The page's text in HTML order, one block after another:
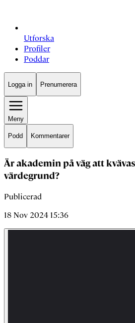
Utforska
Profiler
Poddar
Logga in Prenumerera
Meny
Podd Kommentarer
Är akademin på väg att
värdegrund?
Publicerad
18 Nov 2024 15:36